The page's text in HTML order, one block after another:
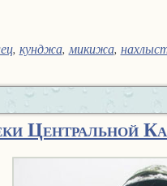
, кунджа, микижа,
Центральной